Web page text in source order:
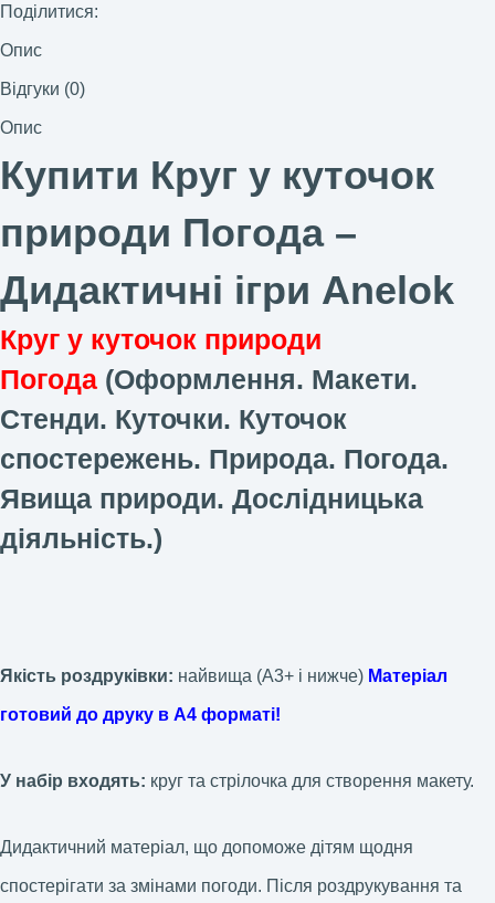
Поділитися:
Опис
Відгуки (0)
Опис
Купити Круг у куточок
природи Погода –
Дидактичні ігри Anelok
Круг у куточок природи
Погода (Оформлення. Макети.
Стенди. Куточки. Куточок
спостережень. Природа. Погода.
Явища природи. Дослідницька
діяльність.)
Якість роздруківки: найвища (А3+ і нижче) Матеріал
готовий до друку в А4 форматі!
У набір входять: круг та стрілочка для створення макету.
Дидактичний матеріал, що допоможе дітям щодня
спостерігати за змінами погоди. Після роздрукування та